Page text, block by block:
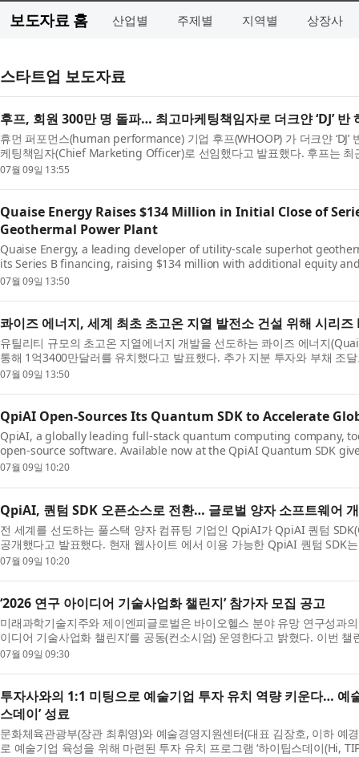
보도자료 홈 산업별 주제별 지역별 상장사
스타트업 보도자료
후프, 회원 300만 명 돌파… 최고마케팅책임자로 더크얀 ‘DJ’ 반
휴먼 퍼포먼스(human performance) 기업 후프(WHOOP) 가 더크얀 ‘DJ’
케팅책임자(Chief Marketing Officer)로 선임했다고 발표했다. 후프는 최
07월 09일 13:55
Quaise Energy Raises $134 Million in Initial Close of
Geothermal Power Plant
Quaise Energy, a leading developer of utility-scale superhot
its Series B financing, raising $134 million with additional equity
07월 09일 13:50
콰이즈 에너지, 세계 최초 초고온 지열 발전소 건설 위해 시리
유틸리티 규모의 초고온 지열에너지 개발을 선도하는 콰이즈 에너지
통해 1억3400만달러를 유치했다고 발표했다. 추가 지분 투자와 부채 조
07월 09일 13:50
QpiAI Open-Sources Its Quantum SDK to Accelerate
QpiAI, a globally leading full-stack quantum computing company,
open-source software. Available now at the QpiAI Quantum SDK
07월 09일 10:20
QpiAI, 퀀텀 SDK 오픈소스로 전환… 글로벌 양자 소프트웨어
전 세계를 선도하는 풀스택 양자 컴퓨팅 기업인 QpiAI가 QpiAI 퀀텀
공개했다고 발표했다. 현재 웹사이트 에서 이용 가능한 QpiAI 퀀텀 SDK
07월 09일 10:20
‘2026 연구 아이디어 기술사업화 챌린지’ 참가자 모집 공고
미래과학기술지주와 제이엔피글로벌은 바이오헬스 분야 유망 연구성과
이디어 기술사업화 챌린지’를 공동(컨소시엄) 운영한다고 밝혔다. 이번
07월 09일 09:30
투자사와의 1:1 미팅으로 예술기업 투자 유치 역량 키운다… 예
스데이’ 성료
문화체육관광부(장관 최휘영)와 예술경영지원센터(대표 김장호, 이하 예
로 예술기업 육성을 위해 마련된 투자 유치 프로그램 ‘하이팁스데이(Hi,